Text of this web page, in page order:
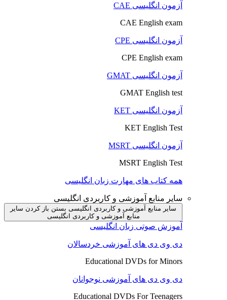
آزمون انگلیسی CAE
CAE English exam
آزمون انگلیسی CPE
CPE English exam
آزمون انگلیسی GMAT
GMAT English test
آزمون انگلیسی KET
KET English Test
آزمون انگلیسی MSRT
MSRT English Test
همه کتاب های مهارت زبان انگلیسی
سایر منابع آموزشی و کاربردی انگلیسی
سایر منابع آموزشی و کاربردی انگلیسی بستن باز کردن سایر
منابع آموزشی و کاربردی انگلیسی
آموزش صوتی زبان انگلیسی
دی وی دی های آموزشی خردسالان
Educational DVDs for Minors
دی وی دی های آموزشی نوجوانان
Educational DVDs For Teenagers